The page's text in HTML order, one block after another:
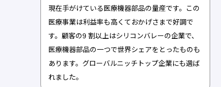
現在手がけている医療機器部品の量産です。この
医療事業は利益率も高くておかげさまで好調で
す。顧客の9 割以上はシリコンバレーの企業で、
医療機器部品の一つで世界シェアをとったものも
あります。グローバルニッチトップ企業にも選ば
れました。